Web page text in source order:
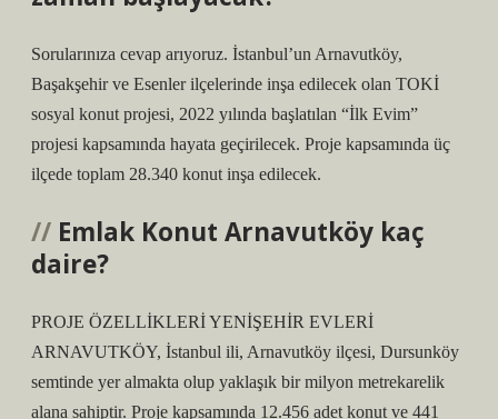
Sorularınıza cevap arıyoruz. İstanbul’un Arnavutköy,
Başakşehir ve Esenler ilçelerinde inşa edilecek olan TOKİ
sosyal konut projesi, 2022 yılında başlatılan “İlk Evim”
projesi kapsamında hayata geçirilecek. Proje kapsamında üç
ilçede toplam 28.340 konut inşa edilecek.
Emlak Konut Arnavutköy kaç
daire?
PROJE ÖZELLİKLERİ YENİŞEHİR EVLERİ
ARNAVUTKÖY, İstanbul ili, Arnavutköy ilçesi, Dursunköy
semtinde yer almakta olup yaklaşık bir milyon metrekarelik
alana sahiptir. Proje kapsamında 12.456 adet konut ve 441